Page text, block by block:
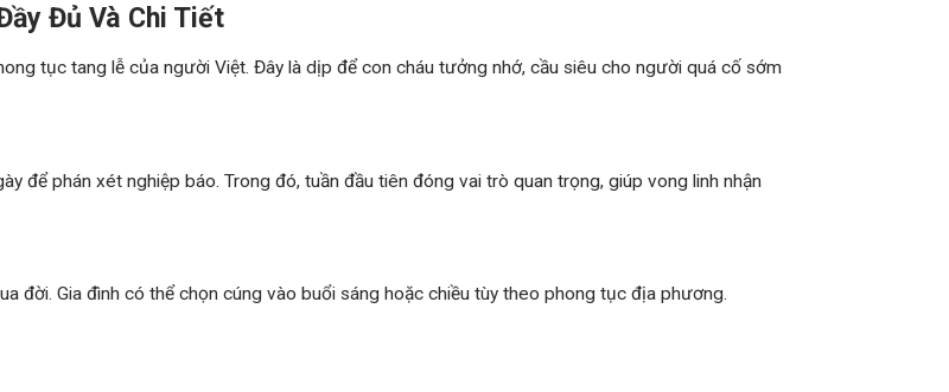
Đủ Và Chi Tiết
tục tang lễ của người Việt. Đây là dịp để con cháu tưởng nhớ, cầu siêu cho người quá cố sớm
để phán xét nghiệp báo. Trong đó, tuần đầu tiên đóng vai trò quan trọng, giúp vong linh nhận
đời. Gia đình có thể chọn cúng vào buổi sáng hoặc chiều tùy theo phong tục địa phương.